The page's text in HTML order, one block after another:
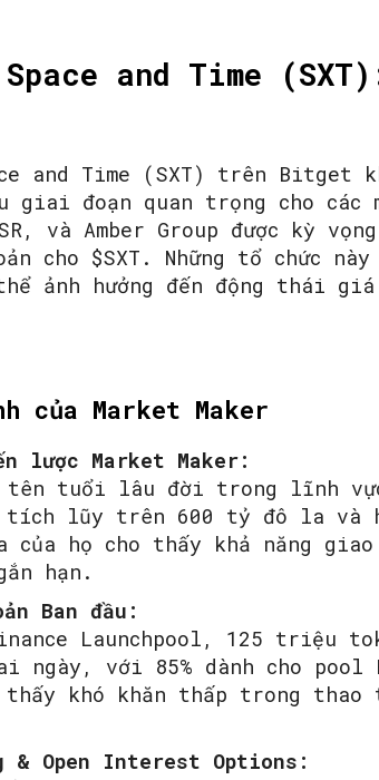
and Time
and Time (SXT) trên Bitget
giai đoạn quan trọng cho
và Amber Group được kỳ
cho $SXT. Những tổ chức
ảnh hưởng đến động thái giá
của Market Maker
lược Market Maker:
tên tuổi lâu đời trong lĩnh
lũy trên 600 tỷ đô la và
của họ cho thấy khả năng
hạn.
Ban đầu:
Launchpool, 125 triệu
ngày, với 85% dành cho pool
thấy khó khăn thấp trong
& Open Interest Options: